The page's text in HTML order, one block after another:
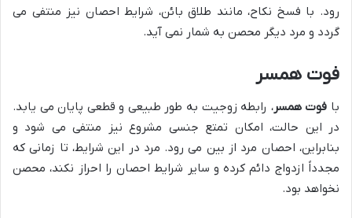
رود. با فسخ نکاح، مانند طلاق بائن، شرایط احصان نیز منتفی می
گردد و مرد دیگر محصن به شمار نمی آید.
فوت همسر
با فوت همسر، رابطه زوجیت به طور طبیعی و قطعی پایان می یابد.
در این حالت، امکان تمتع جنسی مشروع نیز منتفی می شود و
بنابراین، احصان مرد از بین می رود. مرد در این شرایط، تا زمانی که
مجدداً ازدواج دائم کرده و سایر شرایط احصان را احراز نکند، محصن
نخواهد بود.